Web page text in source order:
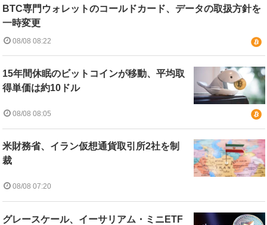
BTC専門ウォレットのコールドカード、データの取扱方針を
一時変更
08/08 08:22
15年間休眠のビットコインが移動、平均取
得単価は約10ドル
08/08 08:05
米財務省、イラン仮想通貨取引所2社を制
裁
08/08 07:20
グレースケール、イーサリアム・ミニETF